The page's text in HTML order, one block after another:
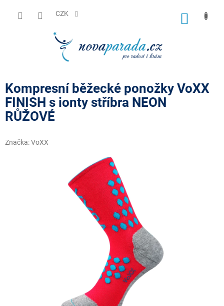
CZK
Kompresní běžecké ponožky VoXX
FINISH s ionty stříbra NEON
RŮŽOVÉ
Značka:VoXX